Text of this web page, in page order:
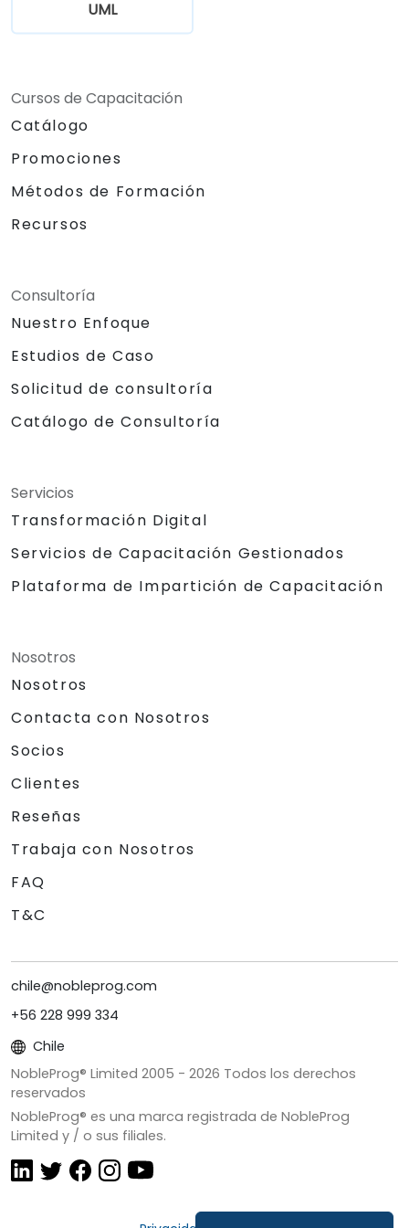
UML
Cursos de Capacitación
Catálogo
Promociones
Métodos de Formación
Recursos
Consultoría
Nuestro Enfoque
Estudios de Caso
Solicitud de consultoría
Catálogo de Consultoría
Servicios
Transformación Digital
Servicios de Capacitación Gestionados
Plataforma de Impartición de Capacitación
Nosotros
Nosotros
Contacta con Nosotros
Socios
Clientes
Reseñas
Trabaja con Nosotros
FAQ
T&C
chile@nobleprog.com
+56 228 999 334
Chile
NobleProg® Limited 2005 - 2026 Todos los derechos
reservados
NobleProg® es una marca registrada de NobleProg
Limited y / o sus filiales.